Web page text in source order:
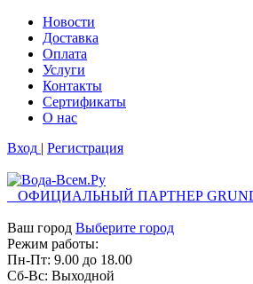
Новости
Доставка
Оплата
Услуги
Контакты
Cертификаты
О нас
Вход | Регистрация
ОФИЦИАЛЬНЫЙ ПАРТНЕР
Ваш город Выберите город
Режим работы:
Пн-Пт: 9.00 до 18.00
Сб-Вс: Выходной